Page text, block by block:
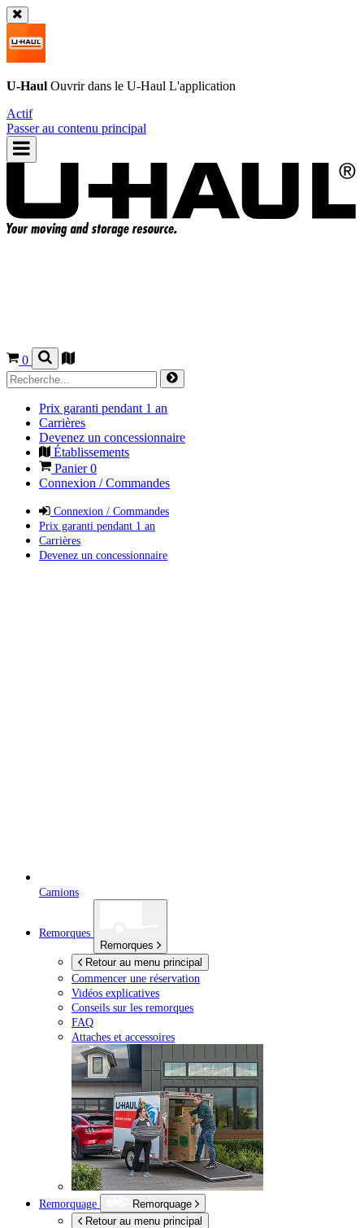
U-Haul Ouvrir dans le U-Haul L'application
Actif
Passer au contenu principal
0
Prix garanti pendant 1 an
Carrières
Devenez un concessionnaire
Établissements
Panier0
Connexion / Commandes
Connexion / Commandes
Prix garanti pendant 1 an
Carrières
Devenez un concessionnaire
Camions
Remorques
Remorques
Retour au menu principal
Commencer une réservation
Vidéos explicatives
Conseils sur les remorques
FAQ
Attaches et accessoires
Remorquage
Remorquage
Retour au menu principal